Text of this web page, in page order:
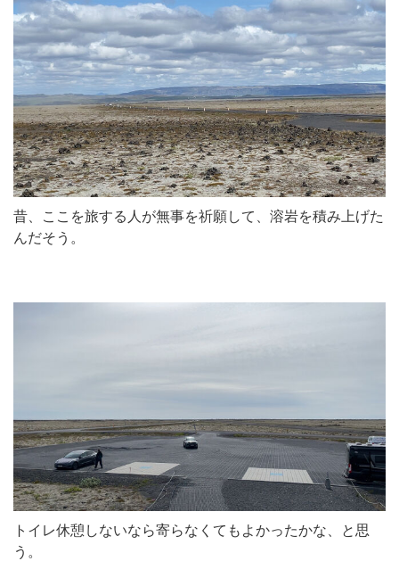
昔、ここを旅する人が無事を祈願して、溶岩を積み上げた
んだそう。
トイレ休憩しないなら寄らなくてもよかったかな、と思
う。